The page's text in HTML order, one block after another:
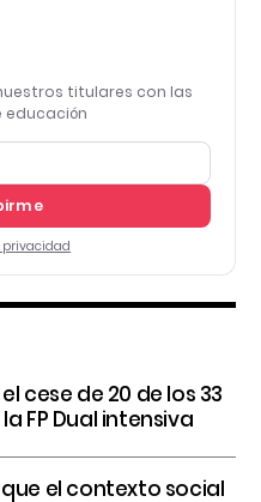
titulares con las
privacidad
cese de 20 de los 33
FP Dual intensiva
que el contexto social